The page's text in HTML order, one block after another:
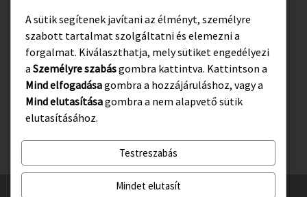
www.visitgyula.com
www.gyulakult.hu
Facebook Instagram
A sütik segítenek javítani az élményt, személyre
szabott tartalmat szolgáltatni és elemezni a
forgalmat. Kiválaszthatja, mely sütiket engedélyezi
a Személyre szabásgombra kattintva. Kattintson a
Mind elfogadásagombra a hozzájáruláshoz, vagy a
Mind elutasításagombra a nem alapvető sütik
elutasításához.
Testreszabás
Mindet elutasít